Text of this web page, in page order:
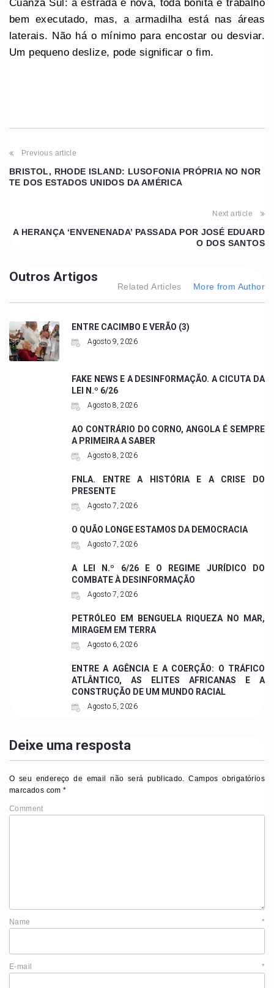
Cuanza Sul: a estrada é nova, toda bonita e trabalho
bem executado, mas, a armadilha está nas áreas
laterais. Não há o mínimo para encostar ou desviar.
Um pequeno deslize, pode significar o fim.
Previous article
BRISTOL, RHODE ISLAND: LUSOFONIA PRÓPRIA NO NOR
TE DOS ESTADOS UNIDOS DA AMÉRICA
Next article
A HERANÇA ‘ENVENENADA’ PASSADA POR JOSÉ EDUARD
O DOS SANTOS
Outros Artigos
Related Articles More from Author
ENTRE CACIMBO E VERÃO (3)
Agosto 9, 2026
FAKE NEWS E A DESINFORMAÇÃO. A CICUTA DA
LEI N.º 6/26
Agosto 8, 2026
AO CONTRÁRIO DO CORNO, ANGOLA É SEMPRE
A PRIMEIRA A SABER
Agosto 8, 2026
FNLA. ENTRE A HISTÓRIA E A CRISE DO
PRESENTE
Agosto 7, 2026
O QUÃO LONGE ESTAMOS DA DEMOCRACIA
Agosto 7, 2026
A LEI N.º 6/26 E O REGIME JURÍDICO DO
COMBATE À DESINFORMAÇÃO
Agosto 7, 2026
PETRÓLEO EM BENGUELA RIQUEZA NO MAR,
MIRAGEM EM TERRA
Agosto 6, 2026
ENTRE A AGÊNCIA E A COERÇÃO: O TRÁFICO
ATLÂNTICO, AS ELITES AFRICANAS E A
CONSTRUÇÃO DE UM MUNDO RACIAL
Agosto 5, 2026
Deixe uma resposta
O seu endereço de email não será publicado. Campos obrigatórios
marcados com*
Comment
Name *
E-mail *